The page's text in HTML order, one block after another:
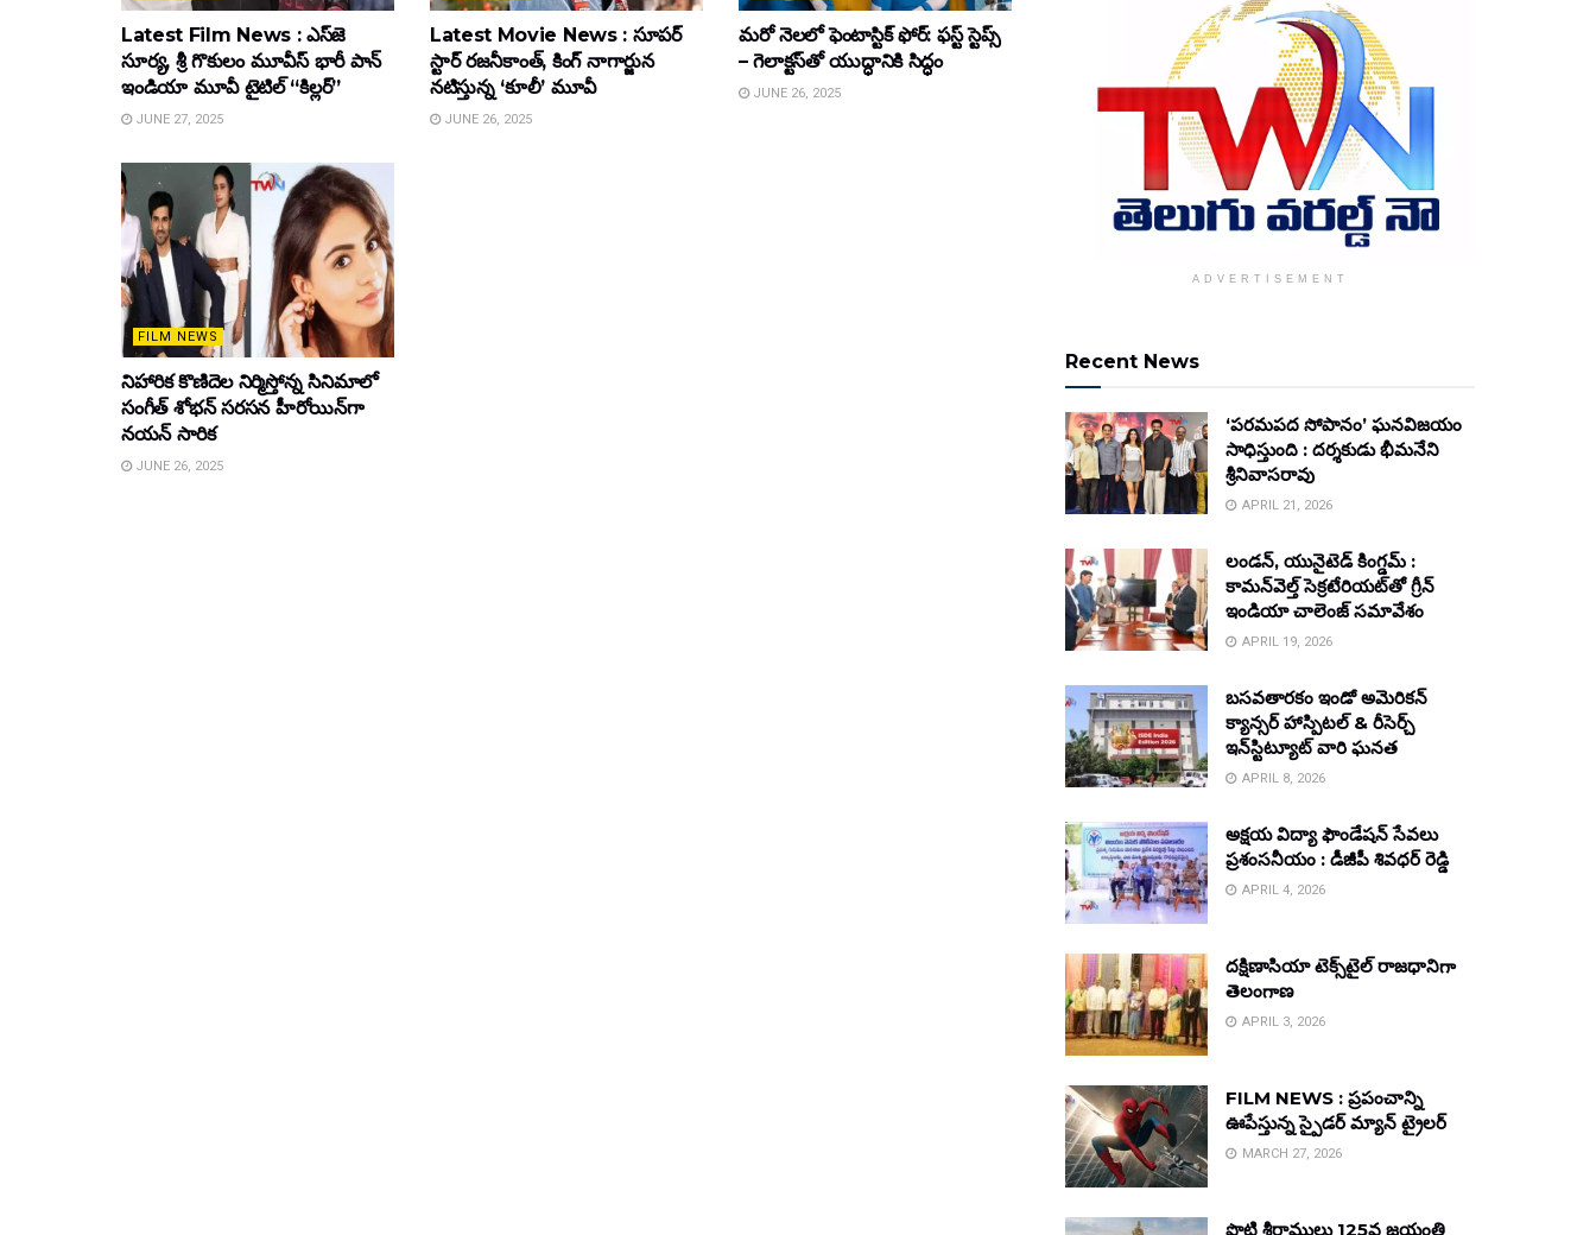
Latest Film News : ఎస్‌జె
సూర్య, శ్రీ గొకులం మూవీస్‌ భారీ పాన్‌
ఇండియా మూవీ టైటిల్ “కిల్లర్”
JUNE 27, 2025
Latest Movie News : సూపర్
స్టార్ రజనీకాంత్, కింగ్ నాగార్జున
నటిస్తున్న ‘కూలీ’ మూవీ
JUNE 26, 2025
మరో నెలలో ఫెంటాస్టిక్ ఫోర్: ఫస్ట్ స్టెప్స్
– గెలాక్టస్‌తో యుద్ధానికి సిద్ధం
JUNE 26, 2025
FILM NEWS
నిహారిక కొణిదెల నిర్మిస్తోన్న సినిమాలో
సంగీత్ శోభన్ సరసన హీరోయిన్‌గా
నయన్ సారిక
JUNE 26, 2025
ADVERTISEMENT
Recent News
‘పరమపద సోపానం’ ఘనవిజయం
సాధిస్తుంది : దర్శకుడు భీమనేని
శ్రీనివాసరావు
APRIL 21, 2026
లండన్, యునైటెడ్ కింగ్డమ్ :
కామన్‌వెల్త్ సెక్రటేరియట్‌తో గ్రీన్
ఇండియా చాలెంజ్ సమావేశం
APRIL 19, 2026
బసవతారకం ఇండో అమెరికన్
క్యాన్సర్ హాస్పిటల్ & రీసెర్చ్
ఇన్‌స్టిట్యూట్ వారి ఘనత
APRIL 8, 2026
అక్షయ విద్యా ఫౌండేషన్ సేవలు
ప్రశంసనీయం : డీజీపీ శివధర్ రెడ్డి
APRIL 4, 2026
దక్షిణాసియా టెక్స్‌టైల్ రాజధానిగా
తెలంగాణ
APRIL 3, 2026
FILM NEWS : ప్రపంచాన్ని
ఊపేస్తున్న స్పైడర్ మ్యాన్ ట్రైలర్
MARCH 27, 2026
పొట్టి శ్రీరాములు 125వ జయంతి